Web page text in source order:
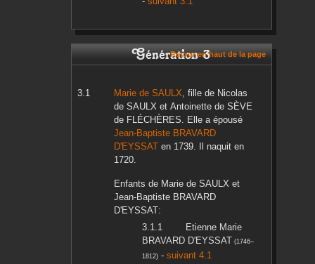
Génération 3Retour en haut de la page
Mariede SAULX, fille de Nicolas
de SAULX et Antoinettede SÈVE
de FLÉCHÈRES. Elle a épousé
Jean-BaptisteBRAVARD
D'EYSSATen 1739. Il naquit en
1720.
Enfants de Mariede SAULX et
Jean-BaptisteBRAVARD
D'EYSSAT:
Etienne Marie
BRAVARD D'EYSSAT (1746–
1812)- suivant 4.1